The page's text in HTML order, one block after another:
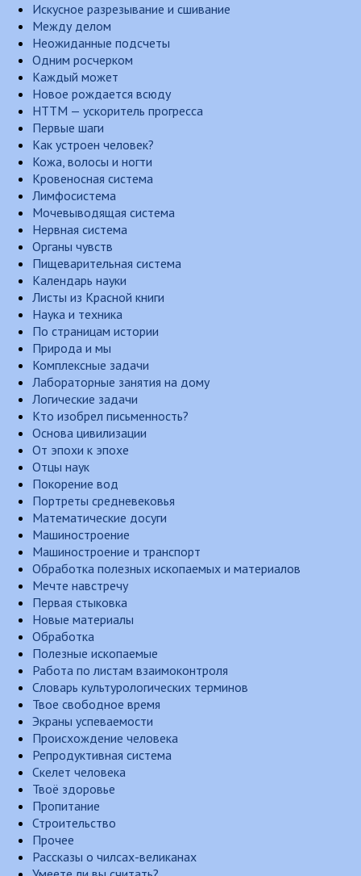
Искусное разрезывание и сшивание
Между делом
Неожиданные подсчеты
Одним росчерком
Каждый может
Новое рождается всюду
НТТМ — ускоритель прогресса
Первые шаги
Как устроен человек?
Кожа, волосы и ногти
Кровеносная система
Лимфосистема
Мочевыводящая система
Нервная система
Органы чувств
Пищеварительная система
Календарь науки
Листы из Красной книги
Наука и техника
По страницам истории
Природа и мы
Комплексные задачи
Лабораторные занятия на дому
Логические задачи
Кто изобрел письменность?
Основа цивилизации
От эпохи к эпохе
Отцы наук
Покорение вод
Портреты средневековья
Математические досуги
Машиностроение
Машиностроение и транспорт
Обработка полезных ископаемых и материалов
Мечте навстречу
Первая стыковка
Новые материалы
Обработка
Полезные ископаемые
Работа по листам взаимоконтроля
Словарь культурологических терминов
Твое свободное время
Экраны успеваемости
Происхождение человека
Репродуктивная система
Скелет человека
Твоё здоровье
Пропитание
Строительство
Прочее
Рассказы о чилсах-великанах